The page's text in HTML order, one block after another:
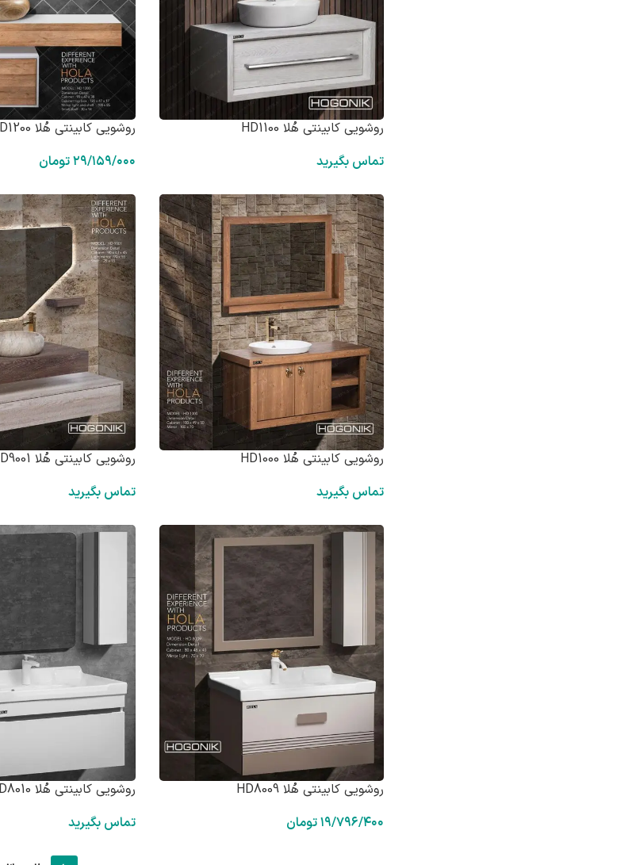
روشویی کابینتی هُلا HD1100
تماس بگیرید
روشویی کابینتی هُلا HD1200
۲۹/۱۵۹/۰۰۰تومان
روشویی کابینتی هُلا HD1000
تماس بگیرید
روشویی کابینتی هُلا HD9001
تماس بگیرید
روشویی کابینتی هُلا HD8009
۱۹/۷۹۶/۴۰۰تومان
روشویی کابینتی هُلا HD8010
تماس بگیرید